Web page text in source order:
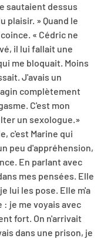
sautaient dessus
plaisir. » Quand le
« Cédric ne
il lui fallait une
me bloquait. Moins
J'avais un
complètement
C'est mon
un sexologue.»
c'est Marine qui
peu d'appréhension,
En parlant avec
mes pensées. Elle
lui les pose. Elle m'a
je me voyais avec
fort. On n'arrivait
dans une prison, je